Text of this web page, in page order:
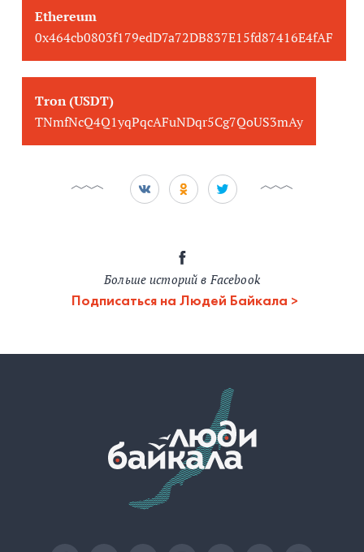
Ethereum
0x464cb0803f179edD7a72DB837E15fd87416E4fAF
Tron (USDT)
TNmfNcQ4Q1yqPqcAFuNDqr5Cg7QoUS3mAy
Больше историй в Facebook
Подписаться на Людей Байкала